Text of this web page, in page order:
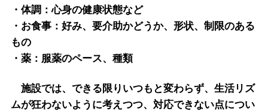
・体調：心身の健康状態など
・お食事：好み、要介助かどうか、形状、制限のある
もの
・薬：服薬のペース、種類
施設では、できる限りいつもと変わらず、生活リズ
ムが狂わないように考えつつ、対応できない点につい